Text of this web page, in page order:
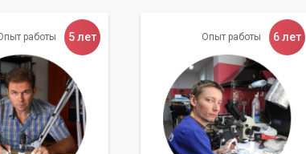
работы 5 лет Опыт работы 6 лет